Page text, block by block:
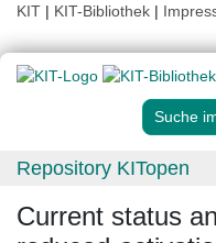
KIT | KIT-Bibliothek |
Suche
Repository KITopen
Current status